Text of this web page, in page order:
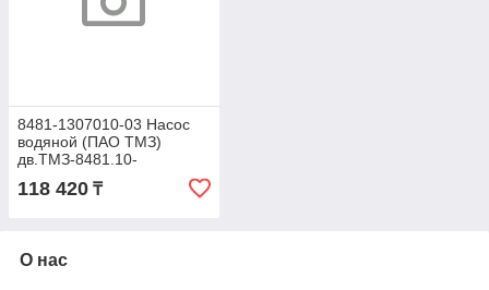
8481-1307010-03 Насос
водяной (ПАО ТМЗ)
дв.ТМЗ-8481.10-
118 420 ₸
О нас